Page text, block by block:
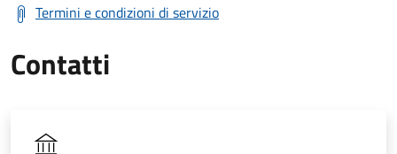
Termini e condizioni di servizio
Contatti